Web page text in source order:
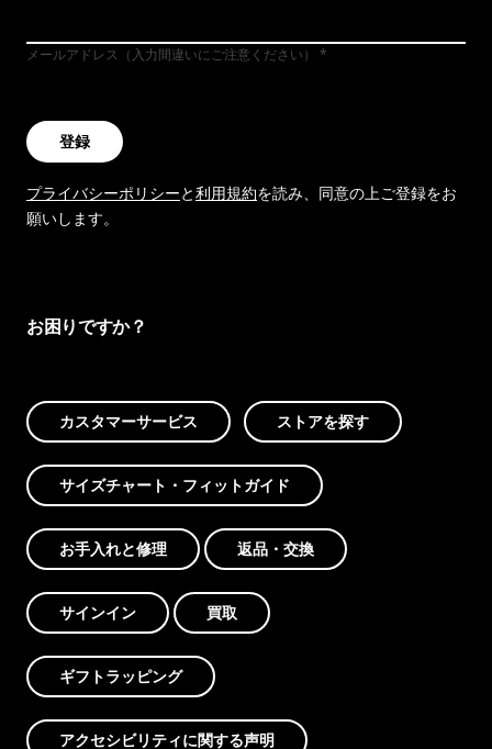
メールアドレス（入力間違いにご注意ください）
登録
プライバシーポリシーと利用規約を読み、同意の上ご登録をお
願いします。
お困りですか？
カスタマーサービス ストアを探す
サイズチャート・フィットガイド
お手入れと修理 返品・交換
サインイン 買取
ギフトラッピング
アクセシビリティに関する声明